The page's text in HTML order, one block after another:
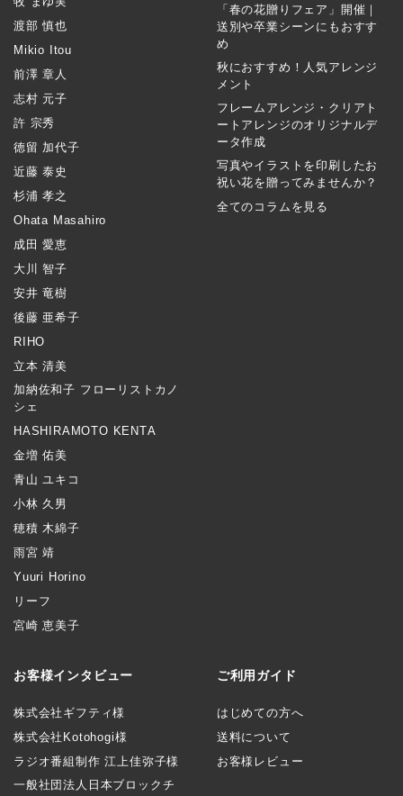
渡部 慎也
Mikio Itou
前澤 章人
志村 元子
許 宗秀
徳留 加代子
近藤 泰史
杉浦 孝之
Ohata Masahiro
成田 愛恵
大川 智子
安井 竜樹
後藤 亜希子
RIHO
立本 清美
加納佐和子 フローリストカノ
シェ
HASHIRAMOTO KENTA
金増 佑美
青山 ユキコ
小林 久男
穂積 木綿子
雨宮 靖
Yuuri Horino
リーフ
宮崎 恵美子
「春の花贈りフェア」開催｜
送別や卒業シーンにもおすす
め
秋におすすめ！人気アレンジ
メント
フレームアレンジ・クリアト
ートアレンジのオリジナルデ
ータ作成
写真やイラストを印刷したお
祝い花を贈ってみませんか？
全てのコラムを見る
お客様インタビュー
株式会社ギフティ様
株式会社Kotohogi様
ラジオ番組制作 江上佳弥子様
一般社団法人日本ブロックチ
ご利用ガイド
はじめての方へ
送料について
お客様レビュー